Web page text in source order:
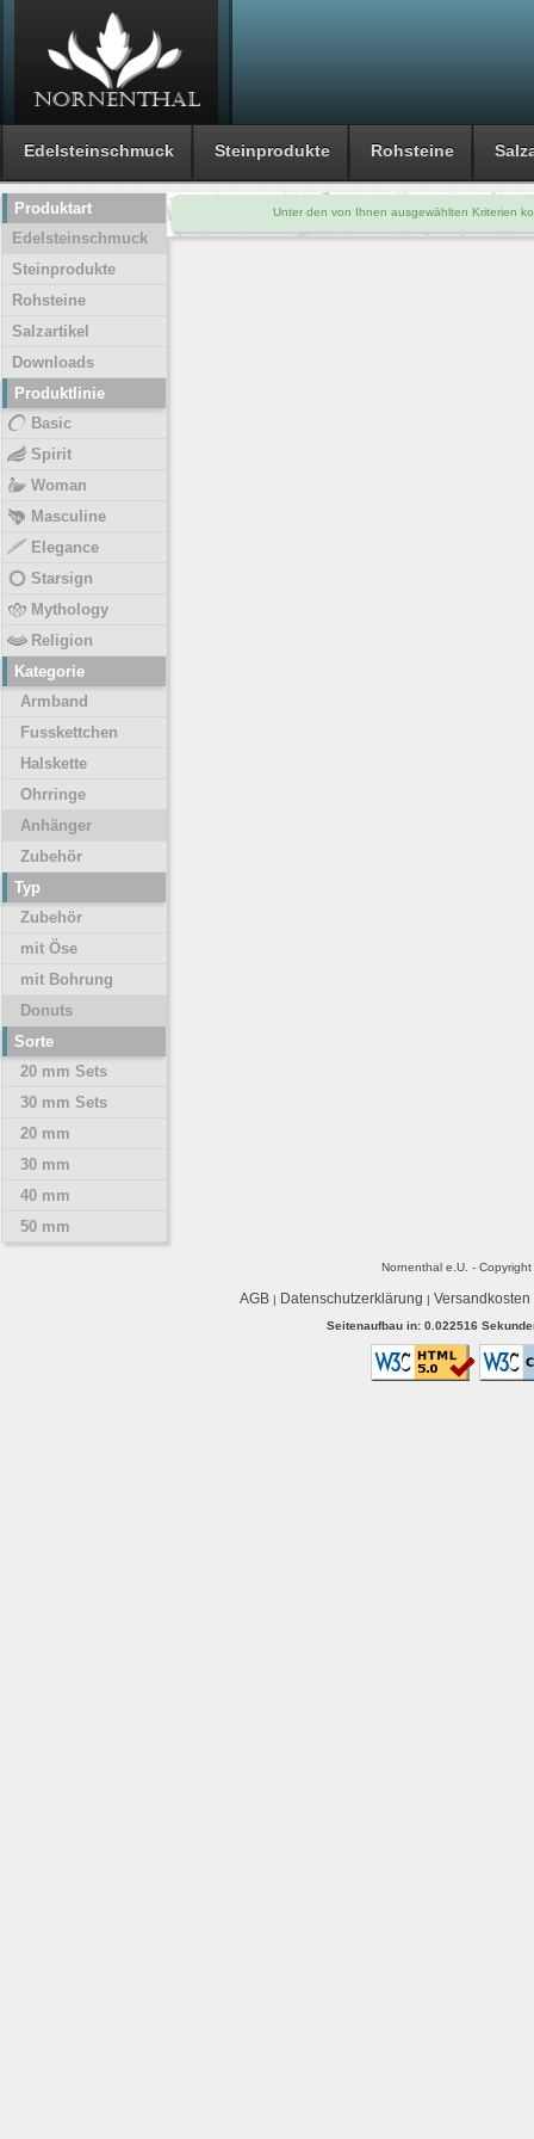
Edelsteinschmuck Steinprodukte Rohsteine
Unter den von Ihnen ausgewählten Kriterien
Produktart
Edelsteinschmuck
Steinprodukte
Rohsteine
Salzartikel
Downloads
Produktlinie
Basic
Spirit
Woman
Masculine
Elegance
Starsign
Mythology
Religion
Kategorie
Armband
Fusskettchen
Halskette
Ohrringe
Anhänger
Zubehör
Typ
Zubehör
mit Öse
mit Bohrung
Donuts
Sorte
20 mm Sets
30 mm Sets
20 mm
30 mm
40 mm
50 mm
Nornenthal e.U. -
AGB| Datenschutzerklärung | Versandkosten
Seitenaufbau in: 0.022516